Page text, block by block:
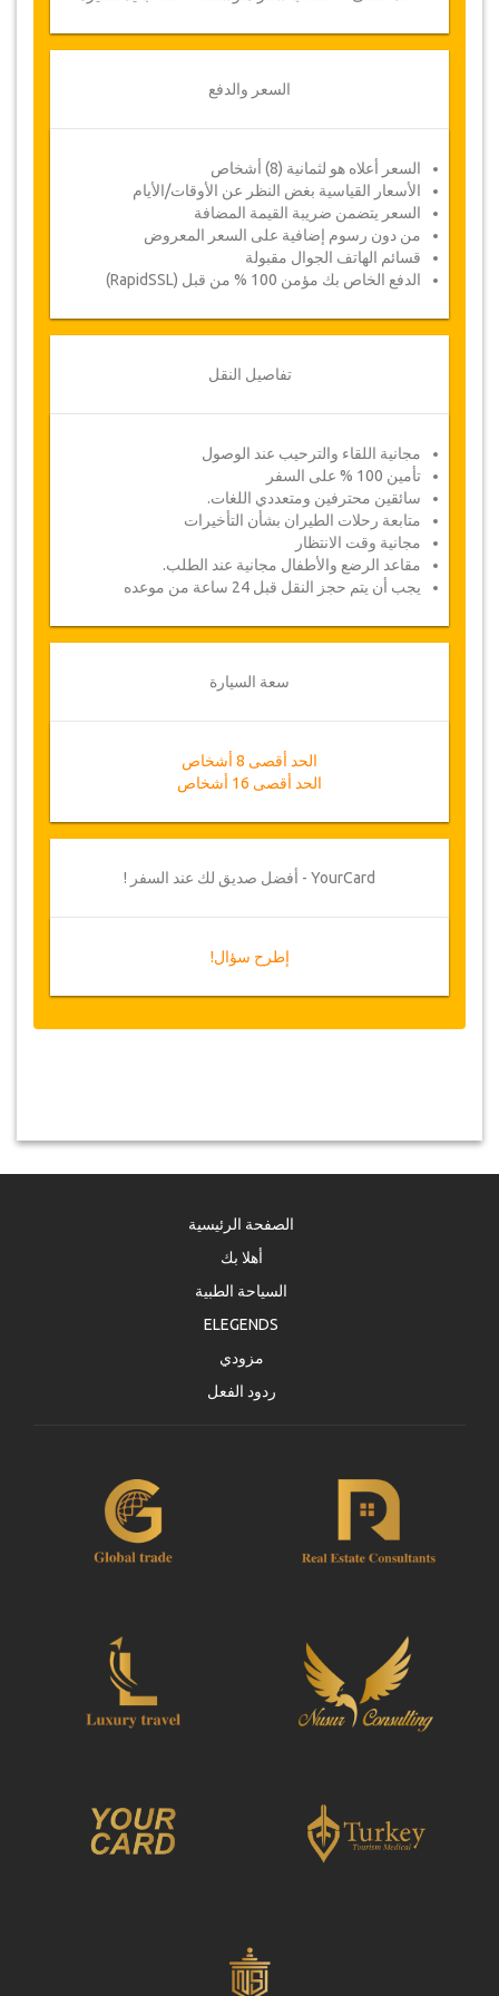
السعر والدفع
السعر أعلاه هو لثمانية (8) أشخاص
الأسعار القياسية بغض النظر عن الأوقات/الأيام
السعر يتضمن ضريبة القيمة المضافة
من دون رسوم إضافية على السعر المعروض
قسائم الهاتف الجوال مقبولة
الدفع الخاص بك مؤمن 100 % من قبل (RapidSSL)
تفاصيل النقل
مجانية اللقاء والترحيب عند الوصول
تأمين 100 % على السفر
سائقين محترفين ومتعددي اللغات.
متابعة رحلات الطيران بشأن التأخيرات
مجانية وقت الانتظار
مقاعد الرضع والأطفال مجانية عند الطلب.
يجب أن يتم حجز النقل قبل 24 ساعة من موعده
سعة السيارة
الحد أقصى 8 أشخاص
الحد أقصى 16 أشخاص
YourCard - أفضل صديق لك عند السفر !
إطرح سؤال!
الصفحة الرئيسية
أهلا بك
السياحة الطبية
ELEGENDS
مزودي
ردود الفعل